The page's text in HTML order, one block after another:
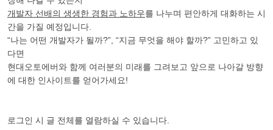
개발자 선배의 생생한 경험과 노하우를 나누며 편안하게 대화하는 시
간을 가질 예정입니다.
“나는 어떤 개발자가 될까?”, “지금 무엇을 해야 할까?” 고민하고 있
다면
현대오토에버와 함께 여러분의 미래를 그려보고 앞으로 나아갈 방향
에 대한 인사이트를 얻어가세요!
로그인 시 글 전체를 열람하실 수 있습니다.